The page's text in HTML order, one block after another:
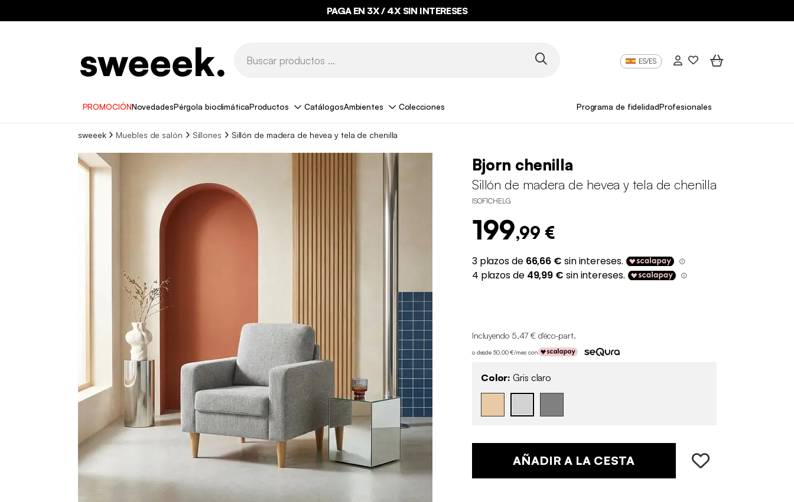
PAGA EN 3X / 4X SIN INTERESES
ES/ES
PROMOCIÓNNovedadesPérgola bioclimáticaProductos CatálogosAmbientes Colecciones Programa de fidelidadProfesionales
sweeek Muebles de salón Sillones Sillón de madera de hevea y tela de chenilla
Bjorn chenilla
Sillón de madera de hevea y tela de chenilla
ISOF1CHELG
199,99 €
Incluyendo 5,47 € d'éco-part.
o desde 50,00 €/mes con
Color: Gris claro
AÑADIR A LA CESTA